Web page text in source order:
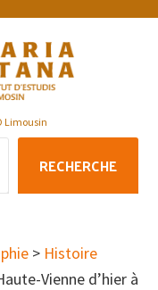
Limousin
RECHERCHE
> Histoire
Vienne d’hier à